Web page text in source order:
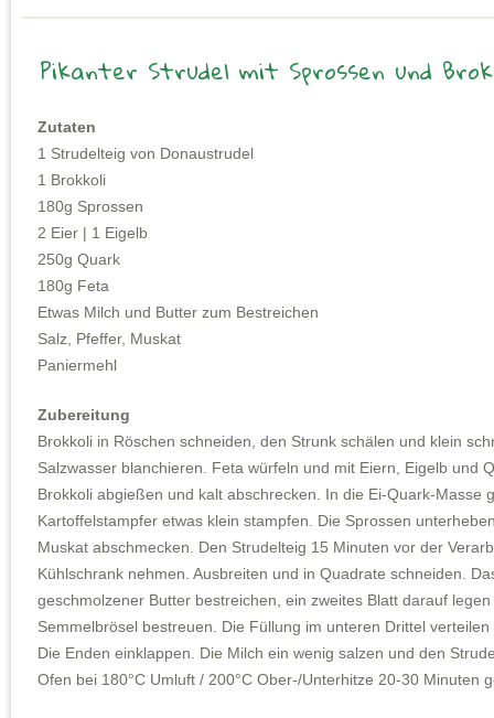
Pikanter Strudel mit Sprossen und
Zutaten
1 Strudelteig von Donaustrudel
1 Brokkoli
180g Sprossen
2 Eier | 1 Eigelb
250g Quark
180g Feta
Etwas Milch und Butter zum Bestreichen
Salz, Pfeffer, Muskat
Paniermehl
Zubereitung
Brokkoli in Röschen schneiden, den Strunk schälen und klein
Salzwasser blanchieren. Feta würfeln und mit Eiern, Eigelb und
Brokkoli abgießen und kalt abschrecken. In die Ei-Quark-Masse
Kartoffelstampfer etwas klein stampfen. Die Sprossen
Muskat abschmecken. Den Strudelteig 15 Minuten vor der
Kühlschrank nehmen. Ausbreiten und in Quadrate schneiden.
geschmolzener Butter bestreichen, ein zweites Blatt darauf
Semmelbrösel bestreuen. Die Füllung im unteren Drittel
Die Enden einklappen. Die Milch ein wenig salzen und den
Ofen bei 180°C Umluft / 200°C Ober-/Unterhitze 20-30 Minuten